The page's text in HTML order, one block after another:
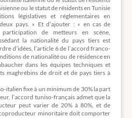
ou le statut de résidents en Tunisie
législatives et réglementaires en
pays. » Et d’ajouter : « en cas de
de metteurs en scène,
la nationalité du pays tiers est
d’idées, l’article 6 de l’accord franco-
de nationalité ou de résidence en
dans les équipes techniques et
maghrébins de droit et de pays tiers à
italien fixe à un minimum de 30% la part
l’accord tuniso-français admet que la
peut varier de 20% à 80%, et de
minoritaire doit comporter